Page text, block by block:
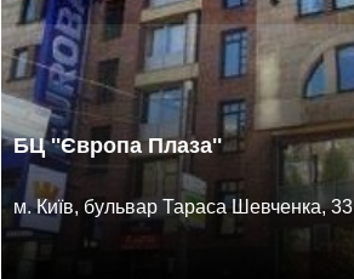
БЦ ''Європа Плаза''
м. Київ, бульвар Тараса Шевченка, 33